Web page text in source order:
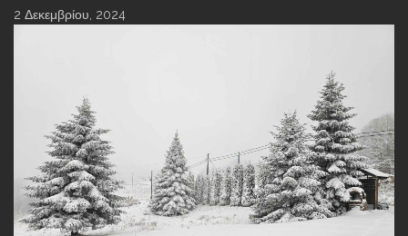
2 Δεκεμβρίου, 2024